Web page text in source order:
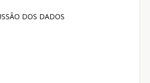
DOS DADOS